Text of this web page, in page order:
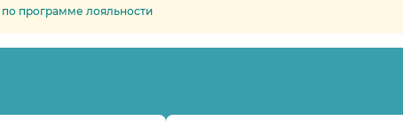
по программе лояльности